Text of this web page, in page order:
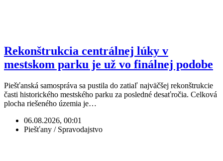
Rekonštrukcia centrálnej lúky v
mestskom parku je už vo finálnej podobe
Piešťanská samospráva sa pustila do zatiaľ najväčšej rekonštrukcie
časti historického mestského parku za posledné desaťročia. Celková
plocha riešeného územia je…
06.08.2026, 00:01
Piešťany / Spravodajstvo